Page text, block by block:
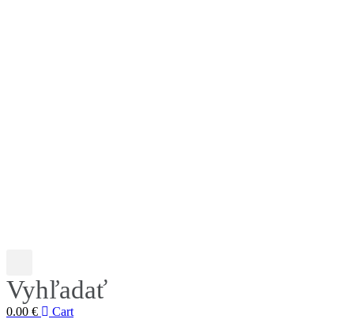
Vyhľadať
0.00 €
Cart